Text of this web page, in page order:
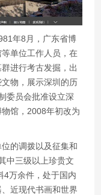
年8月，广东省博
单位工作人员，在
进行考古发掘，出
物，展示深圳的历
委员会批准设立深
馆，2008年初改为
的调拨以及征集和
中三级以上珍贵文
4万余件，处于国内
近现代书画和世界